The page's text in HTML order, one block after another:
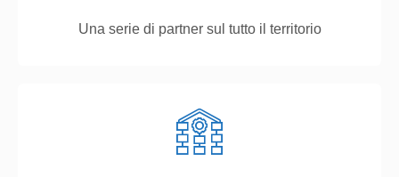
Una serie di partner sul tutto il territorio